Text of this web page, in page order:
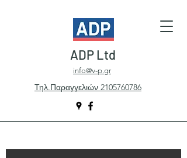
ADP Ltd
info@v-p.gr
Τηλ.Παραγγελιών 2105760786